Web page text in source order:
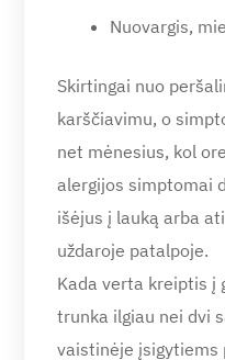
Nuovargis,
Skirtingai nuo
karščiavimu, o
net mėnesius, kol
alergijos simptomai
išėjus į lauką arba
uždaroje patalpoje.
Kada verta kreiptis į
trunka ilgiau nei dvi
vaistinėje